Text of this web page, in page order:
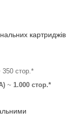
картриджів
350 стор.*
~ 1.000 стор.*